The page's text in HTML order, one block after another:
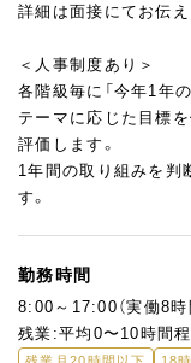
詳細は面接にてお伝え
＜⼈事制度あり＞
各階級毎に「今年1年
テーマに応じた⽬標
評価します。
1年間の取り組みを判
す。
勤務時間
8:00～17:00（実働8時
残業:平均0〜10時間
残業月20時間以下 18